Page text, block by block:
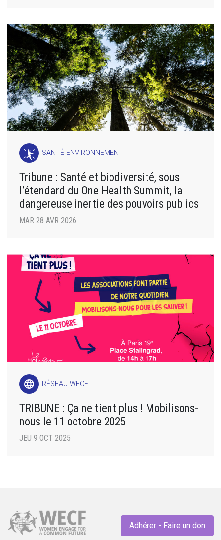
SANTÉ-ENVIRONNEMENT
Tribune : Santé et biodiversité, sous
l’étendard du One Health Summit, la
dangereuse inertie des pouvoirs publics
MAR 28 AVR 2026
language RÉSEAU WECF
TRIBUNE : Ça ne tient plus ! Mobilisons-
nous le 11 octobre 2025
JEU 9 OCT 2025
Adhérer - Faire un don